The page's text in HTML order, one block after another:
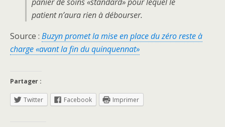
patient n’aura rien à débourser.
Source : Buzyn promet la mise en place du zéro reste à
charge «avant la fin du quinquennat»
Partager :
Twitter Facebook Imprimer